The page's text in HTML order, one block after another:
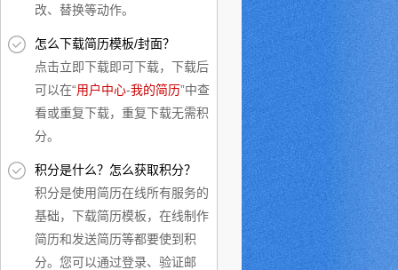
改、替换等动作。
怎么下载简历模板/封面？
点击立即下载即可下载，下载后
可以在“用户中心-我的简历”中查
看或重复下载，重复下载无需积
分。
积分是什么？怎么获取积分？
积分是使用简历在线所有服务的
基础，下载简历模板，在线制作
简历和发送简历等都要使到积
分。您可以通过登录、验证邮